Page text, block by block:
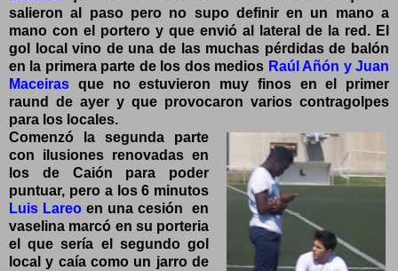
salieron al paso pero no supo definir en un mano a
mano con el portero y que envió al lateral de la red. El
gol local vino de una de las muchas pérdidas de balón
en la primera parte de los dos medios Raúl Añón y Juan
Maceiras que no estuvieron muy finos en el primer
raund
de ayer y que provocaron varios contragolpes
para los locales.
Comenzó la segunda parte
con ilusiones renovadas en
los de Caión para poder
puntuar, pero a los 6 minutos
Luis Lareo en una cesión en
vaselina marcó en su porteria
el que sería el segundo gol
local y caía como un jarro de